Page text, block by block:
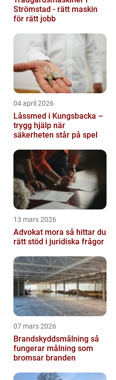
Strömstad - rätt maskin
för rätt jobb
04 april 2026
Låssmed i Kungsbacka –
trygg hjälp när
säkerheten står på spel
13 mars 2026
Advokat mora så hittar du
rätt stöd i juridiska frågor
07 mars 2026
Brandskyddsmålning så
fungerar målning som
bromsar branden